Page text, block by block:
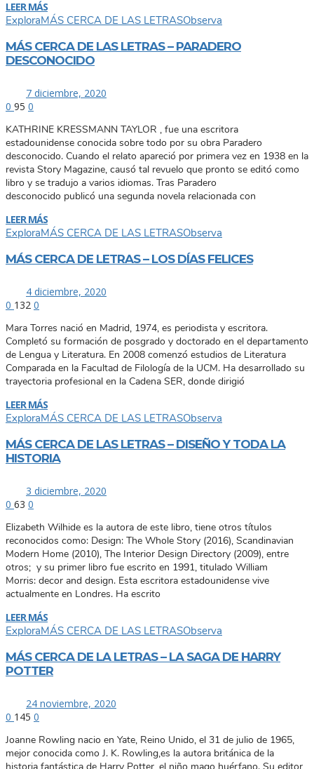
LEER MÁS
ExploraMÁS CERCA DE LAS LETRASObserva
MÁS CERCA DE LAS LETRAS – PARADERO
DESCONOCIDO
7 diciembre, 2020
0 95 0
KATHRINE KRESSMANN TAYLOR , fue una escritora
estadounidense conocida sobre todo por su obra Paradero
desconocido. Cuando el relato apareció por primera vez en 1938 en la
revista Story Magazine, causó tal revuelo que pronto se editó como
libro y se tradujo a varios idiomas. Tras Paradero
desconocido publicó una segunda novela relacionada con
LEER MÁS
ExploraMÁS CERCA DE LAS LETRASObserva
MÁS CERCA DE LETRAS – LOS DÍAS FELICES
4 diciembre, 2020
0 132 0
Mara Torres nació en Madrid, 1974, es periodista y escritora.
Completó su formación de posgrado y doctorado en el departamento
de Lengua y Literatura. En 2008 comenzó estudios de Literatura
Comparada en la Facultad de Filología de la UCM. Ha desarrollado su
trayectoria profesional en la Cadena SER, donde dirigió
LEER MÁS
ExploraMÁS CERCA DE LAS LETRASObserva
MÁS CERCA DE LAS LETRAS – DISEÑO Y TODA LA
HISTORIA
3 diciembre, 2020
0 63 0
Elizabeth Wilhide es la autora de este libro, tiene otros títulos
reconocidos como: Design: The Whole Story (2016), Scandinavian
Modern Home (2010), The Interior Design Directory (2009), entre
otros; y su primer libro fue escrito en 1991, titulado William
Morris: decor and design. Esta escritora estadounidense vive
actualmente en Londres. Ha escrito
LEER MÁS
ExploraMÁS CERCA DE LAS LETRASObserva
MÁS CERCA DE LA LETRAS – LA SAGA DE HARRY
POTTER
24 noviembre, 2020
0 145 0
Joanne Rowling nacio en Yate, Reino Unido, el 31 de julio de 1965,
mejor conocida como J. K. Rowling,es la autora británica de la
historia fantástica de Harry Potter, el niño mago huérfano. Su editor,